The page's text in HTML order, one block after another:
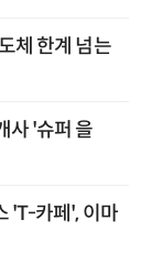
체 한계 넘는
사 '슈퍼 을
'T-카페', 이마